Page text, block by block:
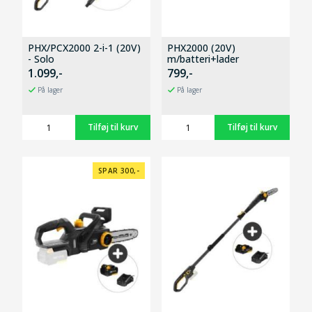
PHX/PCX2000 2-i-1 (20V)
- Solo
1.099,-
På lager
PHX2000 (20V)
m/batteri+lader
799,-
På lager
SPAR 300,-